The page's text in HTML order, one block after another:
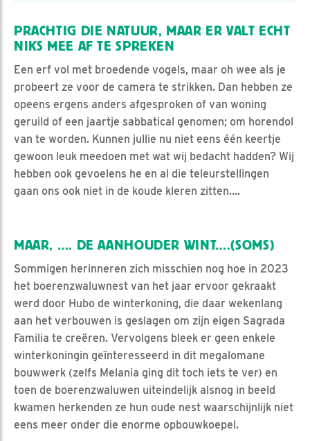
PRACHTIG DIE NATUUR, MAAR ER VALT ECHT
NIKS MEE AF TE SPREKEN
Een erf vol met broedende vogels, maar oh wee als je
probeert ze voor de camera te strikken. Dan hebben ze
opeens ergens anders afgesproken of van woning
geruild of een jaartje sabbatical genomen; om horendol
van te worden. Kunnen jullie nu niet eens één keertje
gewoon leuk meedoen met wat wij bedacht hadden? Wij
hebben ook gevoelens he en al die teleurstellingen
gaan ons ook niet in de koude kleren zitten….
MAAR, …. DE AANHOUDER WINT….(SOMS)
Sommigen herinneren zich misschien nog hoe in 2023
het boerenzwaluwnest van het jaar ervoor gekraakt
werd door Hubo de winterkoning, die daar wekenlang
aan het verbouwen is geslagen om zijn eigen Sagrada
Familia te creëren. Vervolgens bleek er geen enkele
winterkoningin geïnteresseerd in dit megalomane
bouwwerk (zelfs Melania ging dit toch iets te ver) en
toen de boerenzwaluwen uiteindelijk alsnog in beeld
kwamen herkenden ze hun oude nest waarschijnlijk niet
eens meer onder die enorme opbouwkoepel.